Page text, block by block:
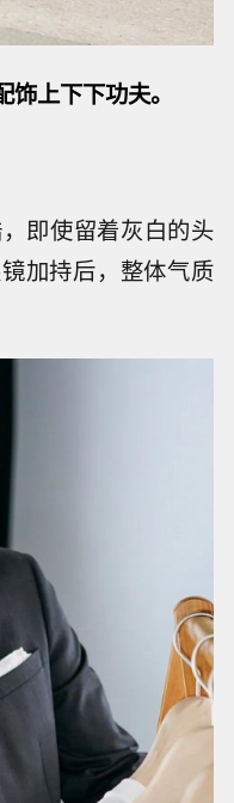
上下下功夫。
即使留着灰白的头
加持后，整体气质